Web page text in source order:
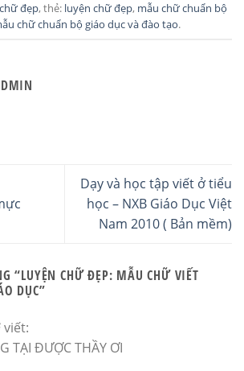
đẹp, thẻ: luyện chữ đẹp, mẫu chữ chuẩn bộ
chữ chuẩn bộ giáo dục và đào tạo.
Dạy và học tập viết ở tiểu
học – NXB Giáo Dục Việt
Nam 2010 ( Bản mềm)
“LUYỆN CHỮ ĐẸP: MẪU CHỮ VIẾT
DỤC”
viết:
TẠI ĐƯỢC THẦY ƠI